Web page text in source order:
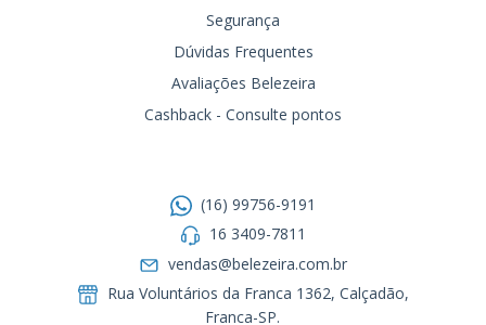
Segurança
Dúvidas Frequentes
Avaliações Belezeira
Cashback - Consulte pontos
(16) 99756-9191
16 3409-7811
vendas@belezeira.com.br
Rua Voluntários da Franca 1362, Calçadão,
Franca-SP.ㅤㅤㅤㅤㅤㅤㅤㅤㅤㅤㅤ